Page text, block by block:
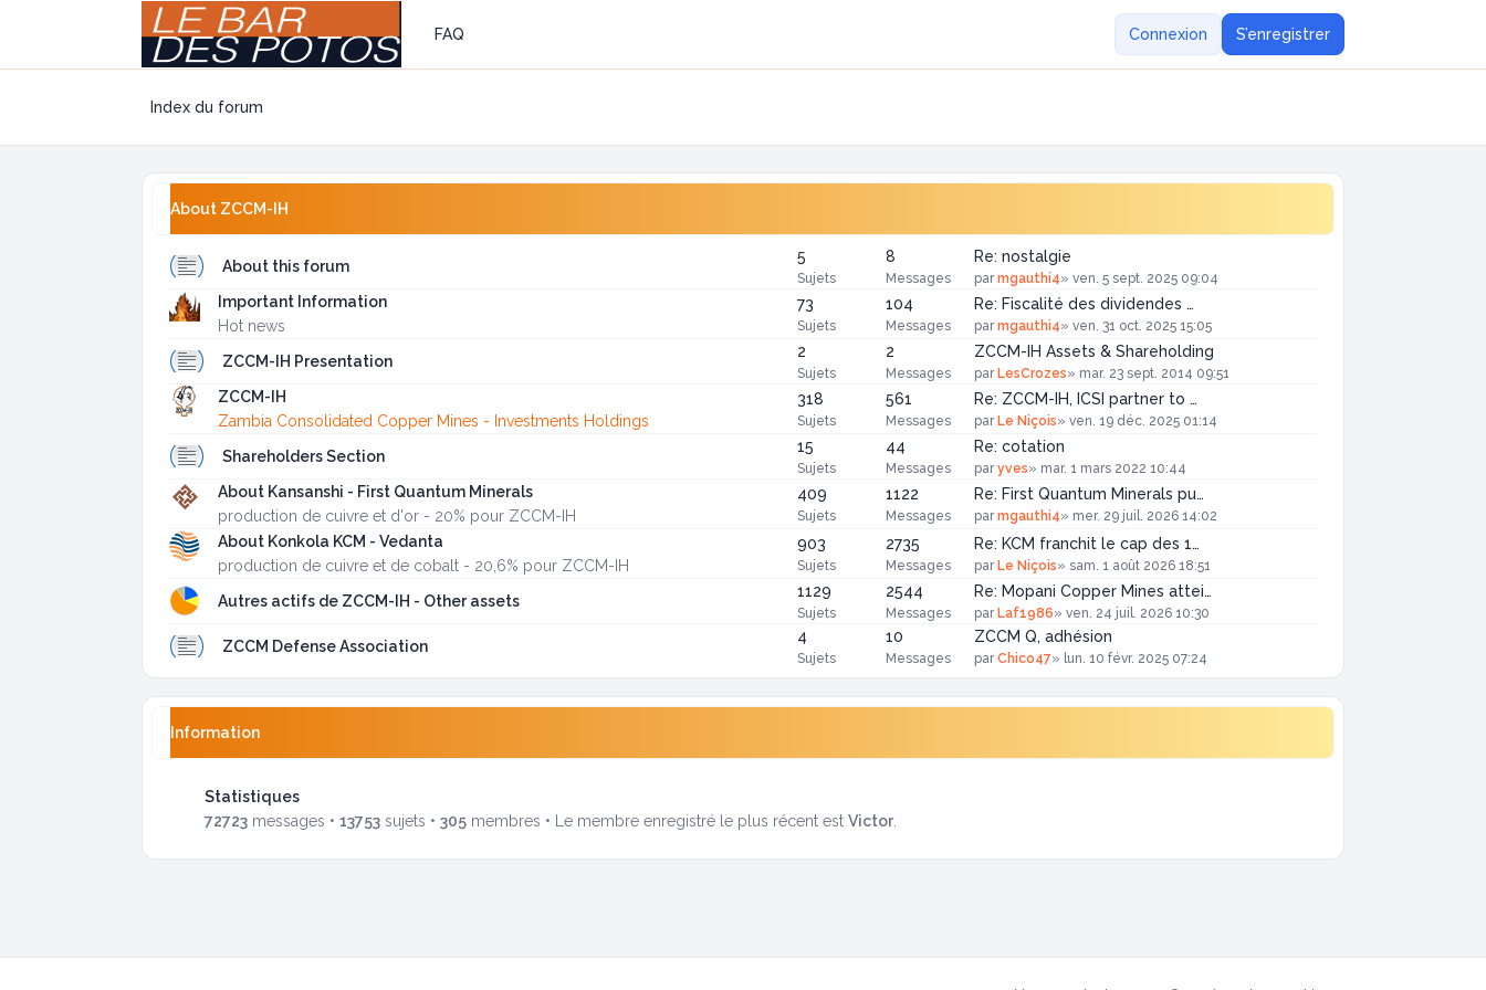
FAQ Connexion S’enregistrer
Index du forum
About ZCCM-IH
About this forum
5
Sujets
8
Messages
Re: nostalgie
parmgauthi4» ven. 5 sept. 2025 09:04
Important Information
Hot news
73
Sujets
104
Messages
Re: Fiscalité des dividendes …
parmgauthi4» ven. 31 oct. 2025 15:05
ZCCM-IH Presentation
2
Sujets
2
Messages
ZCCM-IH Assets & Shareholding
par LesCrozes» mar. 23 sept. 2014 09:51
ZCCM-IH
Zambia Consolidated Copper Mines - Investments Holdings
318
Sujets
561
Messages
Re: ZCCM-IH, ICSI partner to …
par Le Niçois» ven. 19 déc. 2025 01:14
Shareholders Section
15
Sujets
44
Messages
Re: cotation
paryves» mar. 1 mars 2022 10:44
About Kansanshi - First Quantum Minerals
production de cuivre et d'or - 20% pour ZCCM-IH
409
Sujets
1122
Messages
Re: First Quantum Minerals pu…
parmgauthi4» mer. 29 juil. 2026 14:02
About Konkola KCM - Vedanta
production de cuivre et de cobalt - 20,6% pour ZCCM-IH
903
Sujets
2735
Messages
Re: KCM franchit le cap des 1…
par Le Niçois» sam. 1 août 2026 18:51
Autres actifs de ZCCM-IH - Other assets
1129
Sujets
2544
Messages
Re: Mopani Copper Mines attei…
par Laf1986» ven. 24 juil. 2026 10:30
ZCCM Defense Association
4
Sujets
10
Messages
ZCCM Q, adhésion
parChico47» lun. 10 févr. 2025 07:24
Information
Statistiques
72723 messages • 13753 sujets • 305 membres • Le membre enregistré le plus récent est Victor